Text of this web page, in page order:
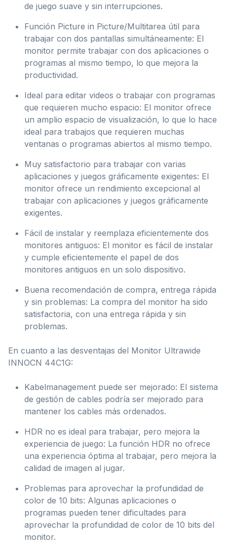
de juego suave y sin interrupciones.
Función Picture in Picture/Multitarea útil para
trabajar con dos pantallas simultáneamente: El
monitor permite trabajar con dos aplicaciones o
programas al mismo tiempo, lo que mejora la
productividad.
Ideal para editar videos o trabajar con programas
que requieren mucho espacio: El monitor ofrece
un amplio espacio de visualización, lo que lo hace
ideal para trabajos que requieren muchas
ventanas o programas abiertos al mismo tiempo.
Muy satisfactorio para trabajar con varias
aplicaciones y juegos gráficamente exigentes: El
monitor ofrece un rendimiento excepcional al
trabajar con aplicaciones y juegos gráficamente
exigentes.
Fácil de instalar y reemplaza eficientemente dos
monitores antiguos: El monitor es fácil de instalar
y cumple eficientemente el papel de dos
monitores antiguos en un solo dispositivo.
Buena recomendación de compra, entrega rápida
y sin problemas: La compra del monitor ha sido
satisfactoria, con una entrega rápida y sin
problemas.
En cuanto a las desventajas del Monitor Ultrawide
INNOCN 44C1G:
Kabelmanagement puede ser mejorado: El sistema
de gestión de cables podría ser mejorado para
mantener los cables más ordenados.
HDR no es ideal para trabajar, pero mejora la
experiencia de juego: La función HDR no ofrece
una experiencia óptima al trabajar, pero mejora la
calidad de imagen al jugar.
Problemas para aprovechar la profundidad de
color de 10 bits: Algunas aplicaciones o
programas pueden tener dificultades para
aprovechar la profundidad de color de 10 bits del
monitor.